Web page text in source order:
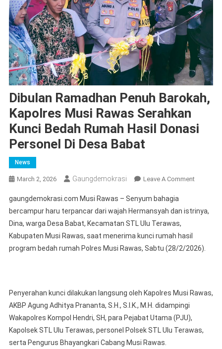
Dibulan Ramadhan Penuh Barokah,
Kapolres Musi Rawas Serahkan
Kunci Bedah Rumah Hasil Donasi
Personel Di Desa Babat
News
March 2, 2026 Gaungdemokrasi Leave A CommentOn
Penuh
Musi
Bedah
Donasi
gaungdemokrasi.com Musi Rawas – Senyum bahagia
bercampur haru terpancar dari wajah Hermansyah dan istrinya,
Dina, warga Desa Babat, Kecamatan STL Ulu Terawas,
Kabupaten Musi Rawas, saat menerima kunci rumah hasil
program bedah rumah Polres Musi Rawas, Sabtu (28/2/2026).
Penyerahan kunci dilakukan langsung oleh Kapolres Musi Rawas,
AKBP Agung Adhitya Prananta, S.H., S.I.K., M.H. didampingi
Wakapolres Kompol Hendri, SH, para Pejabat Utama (PJU),
Kapolsek STL Ulu Terawas, personel Polsek STL Ulu Terawas,
serta Pengurus Bhayangkari Cabang Musi Rawas.